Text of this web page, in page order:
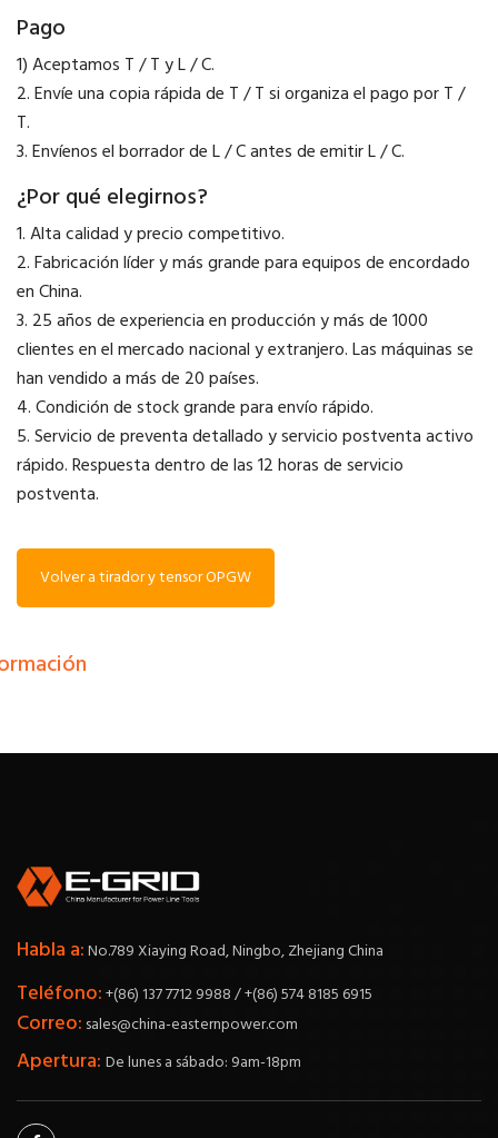
Pago
1) Aceptamos T / T y L / C.
2. Envíe una copia rápida de T / T si organiza el pago por T /
T.
3. Envíenos el borrador de L / C antes de emitir L / C.
¿Por qué elegirnos?
1. Alta calidad y precio competitivo.
2. Fabricación líder y más grande para equipos de encordado
en China.
3. 25 años de experiencia en producción y más de 1000
clientes en el mercado nacional y extranjero. Las máquinas se
han vendido a más de 20 países.
4. Condición de stock grande para envío rápido.
5. Servicio de preventa detallado y servicio postventa activo
rápido. Respuesta dentro de las 12 horas de servicio
postventa.
Volver a tirador y tensor OPGW
Habla a:No.789 Xiaying Road, Ningbo, Zhejiang China
Teléfono:+(86) 137 7712 9988 / +(86) 574 8185 6915
Correo: sales@china-easternpower.com
Apertura: De lunes a sábado: 9am-18pm